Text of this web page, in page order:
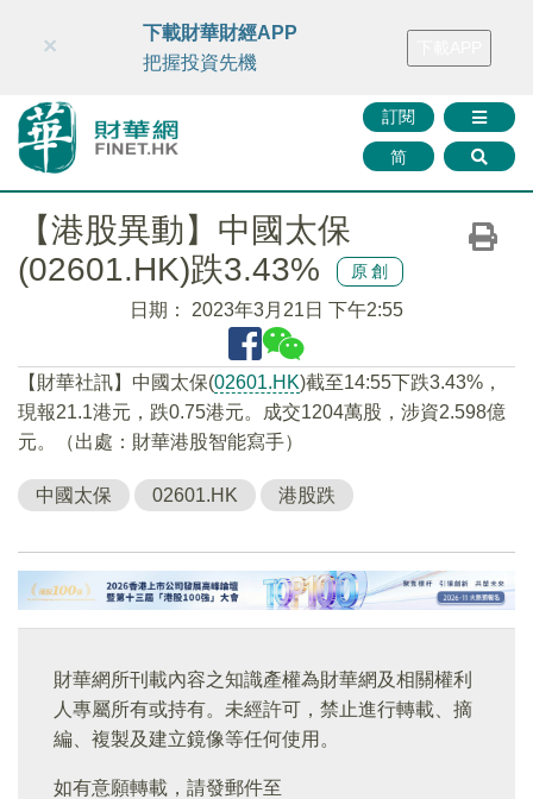
財華智庫網 FINTV FINMETA 財華證券 媒體矩陣
訂閱
简
×
下載財華財經APP
把握投資先機
【港股異動】中國太保
(02601.HK)跌3.43%
原創
日期： 2023年3月21日 下午2:55
【財華社訊】中國太保(02601.HK)截至14:55下跌3.43%，
現報21.1港元，跌0.75港元。成交1204萬股，涉資2.598億
元。（出處：財華港股智能寫手）
中國太保 02601.HK 港股跌
財華網所刊載內容之知識產權為財華網及相關權利
人專屬所有或持有。未經許可，禁止進行轉載、摘
編、複製及建立鏡像等任何使用。
如有意願轉載，請發郵件至